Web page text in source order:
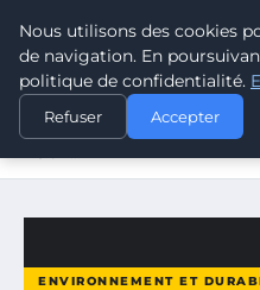
CLIMATE
ACCUEIL
ENVIRONNEMENT
AGRICULTURE DURABLE :
ENVIRONNEMENT ET
Nous utilisons des cookies
de navigation. En
politique de confidentialité.
Refuser Accepter